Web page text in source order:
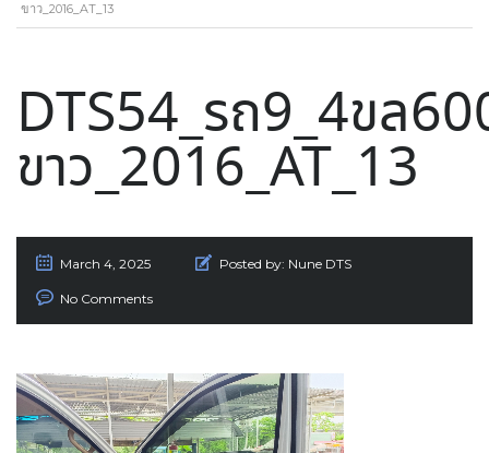
ขาว_2016_AT_13
DTS54_รถ9_4ขล
ขาว_2016_AT_13
March 4, 2025 Posted by: Nune DTS
No Comments